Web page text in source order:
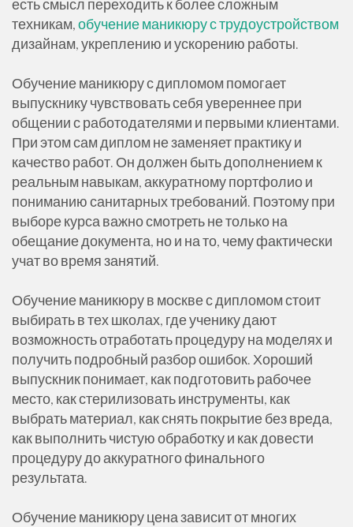
есть смысл переходить к более сложным
техникам,обучение маникюру с трудоустройством
дизайнам, укреплению и ускорению работы.
Обучение маникюру с дипломом помогает
выпускнику чувствовать себя увереннее при
общении с работодателями и первыми клиентами.
При этом сам диплом не заменяет практику и
качество работ. Он должен быть дополнением к
реальным навыкам, аккуратному портфолио и
пониманию санитарных требований. Поэтому при
выборе курса важно смотреть не только на
обещание документа, но и на то, чему фактически
учат во время занятий.
Обучение маникюру в москве с дипломом стоит
выбирать в тех школах, где ученику дают
возможность отработать процедуру на моделях и
получить подробный разбор ошибок. Хороший
выпускник понимает, как подготовить рабочее
место, как стерилизовать инструменты, как
выбрать материал, как снять покрытие без вреда,
как выполнить чистую обработку и как довести
процедуру до аккуратного финального
результата.
Обучение маникюру цена зависит от многих